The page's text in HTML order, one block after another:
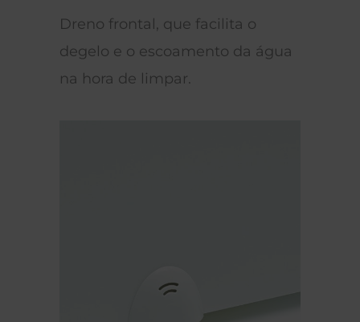
Dreno frontal, que facilita o
degelo e o escoamento da água
na hora de limpar.